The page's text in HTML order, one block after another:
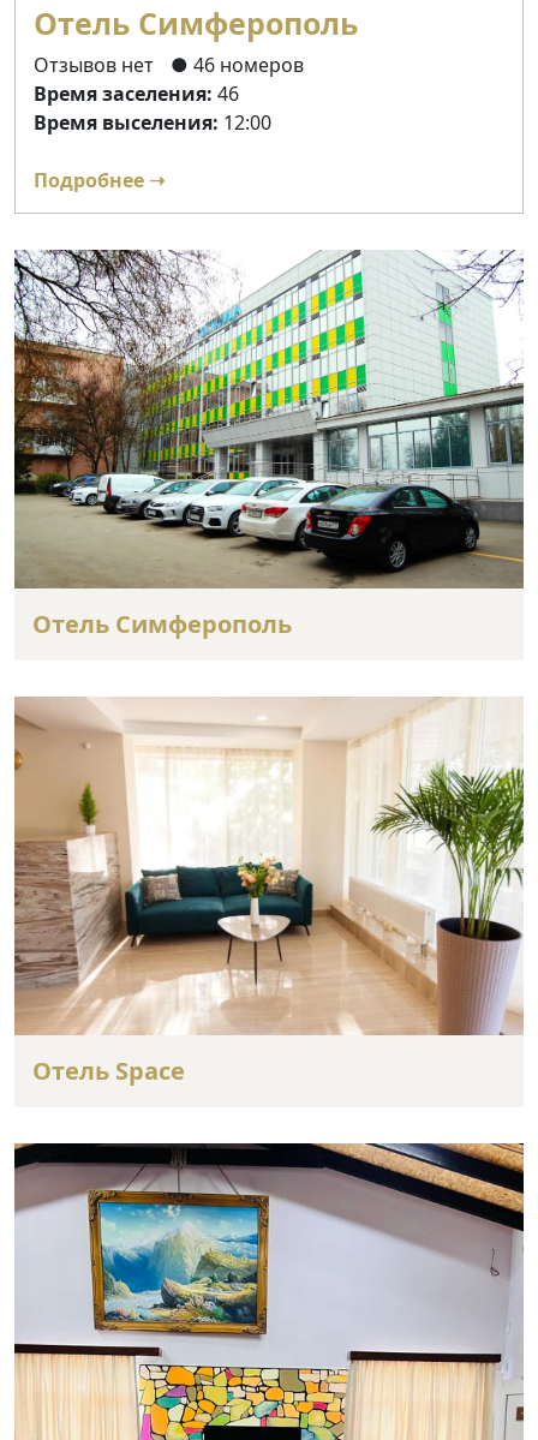
Отель Симферополь
Отзывов нет
● 46 номеров
Время заселения: 46
Время выселения: 12:00
Подробнее ➝
Отель Симферополь
Отель Space